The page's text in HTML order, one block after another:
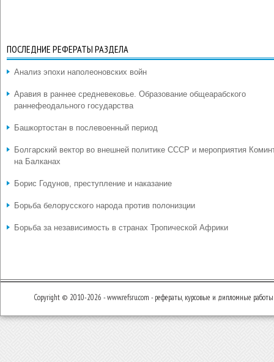
ПОСЛЕДНИЕ РЕФЕРАТЫ РАЗДЕЛА
Анализ эпохи наполеоновских войн
Аравия в раннее средневековье. Образование общеарабского
раннефеодального государства
Башкортостан в послевоенный период
Болгарский вектор во внешней политике СССР и мероприятия
на Балканах
Борис Годунов, преступление и наказание
Борьба белорусского народа против полонизции
Борьба за независимость в странах Тропической Африки
Copyright © 2010-2026 - www.refsru.com - рефераты, курсовые и дипломные работы